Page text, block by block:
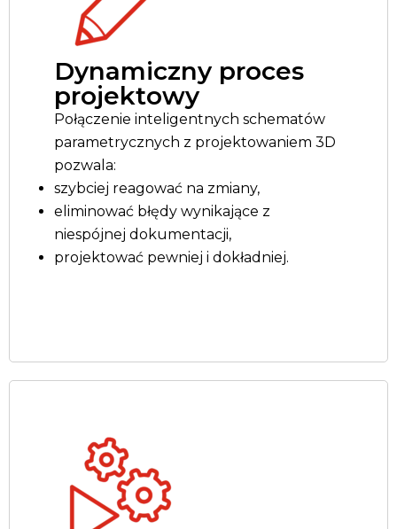
Dynamiczny proces
projektowy
Połączenie inteligentnych schematów
parametrycznych z projektowaniem 3D
pozwala:
szybciej reagować na zmiany,
eliminować błędy wynikające z
niespójnej dokumentacji,
projektować pewniej i dokładniej.